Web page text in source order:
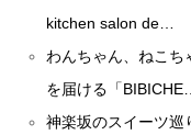
kitchen salon de…
わんちゃん、ねこち
を届ける「BIBICHE…
神楽坂のスイーツ巡